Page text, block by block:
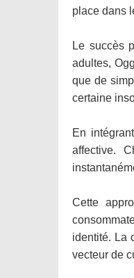
place dans
Le succès
adultes,
que de
certaine
En
affective.
Cette
identité. La
vecteur de